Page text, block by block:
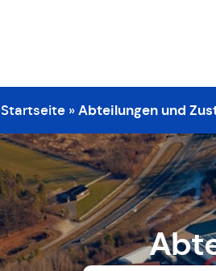
Startseite »Abteilungen und